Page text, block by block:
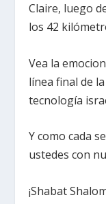
Claire, luego
los 42
Vea la
línea final de
tecnología
Y como cada
ustedes con
¡Shabat